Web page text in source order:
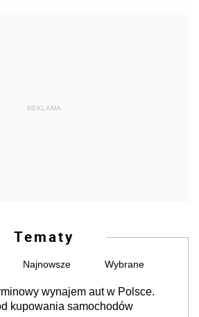
REKLAMA
Tematy
Najnowsze Wybrane
wynajem aut w Polsce.
kupowania samochodów